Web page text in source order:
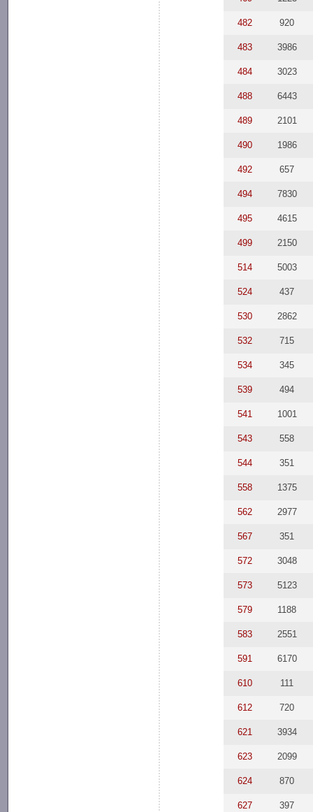
482 920
483 3986
484 3023
488 6443
489 2101
490 1986
492 657
494 7830
495 4615
499 2150
514 5003
524 437
530 2862
532 715
534 345
539 494
541 1001
543 558
544 351
558 1375
562 2977
567 351
572 3048
573 5123
579 1188
583 2551
591 6170
610 111
612 720
621 3934
623 2099
624 870
627 397